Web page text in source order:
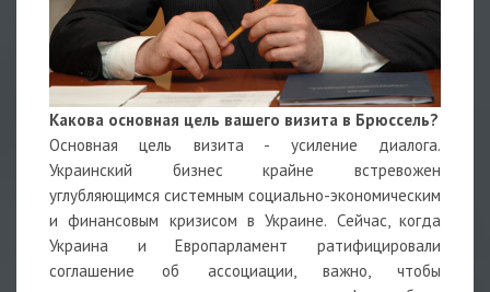
Какова основная цель вашего визита в Брюссель?
Основная цель визита - усиление диалога.
Украинский бизнес крайне встревожен
углубляющимся системным социально-экономическим
и финансовым кризисом в Украине. Сейчас, когда
Украина и Европарламент ратифицировали
соглашение об ассоциации, важно, чтобы